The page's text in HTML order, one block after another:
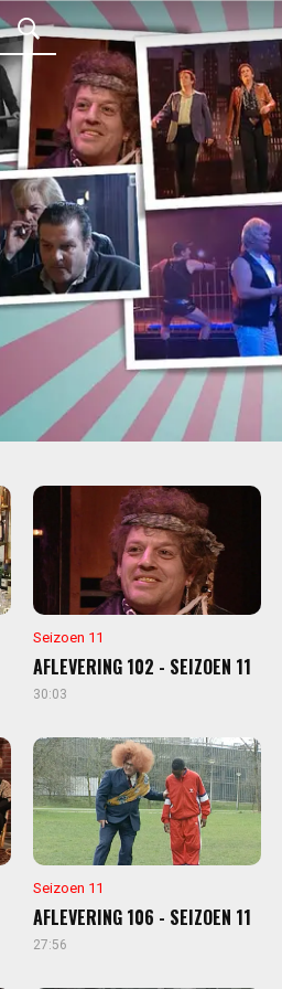
Seizoen 11
AFLEVERING 102 - SEIZOEN 11
30:03
Seizoen 11
AFLEVERING 106 - SEIZOEN 11
27:56